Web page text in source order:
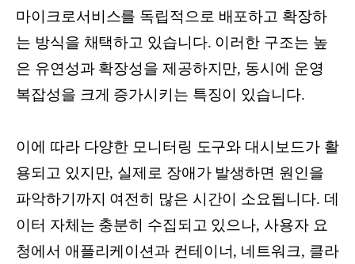
마이크로서비스를 독립적으로 배포하고 확장하
는 방식을 채택하고 있습니다. 이러한 구조는 높
은 유연성과 확장성을 제공하지만, 동시에 운영
복잡성을 크게 증가시키는 특징이 있습니다.
이에 따라 다양한 모니터링 도구와 대시보드가 활
용되고 있지만, 실제로 장애가 발생하면 원인을
파악하기까지 여전히 많은 시간이 소요됩니다. 데
이터 자체는 충분히 수집되고 있으나, 사용자 요
청에서 애플리케이션과 컨테이너, 네트워크, 클라